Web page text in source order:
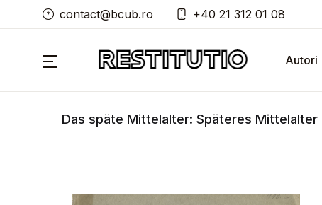
contact@bcub.ro +40 21 312 01 08
Autori
Das späte Mittelalter: Späteres Mittelalter